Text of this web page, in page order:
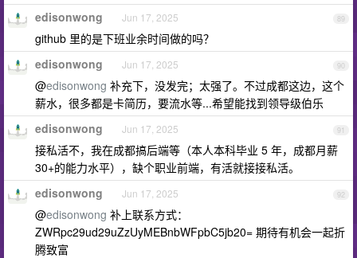
89
edisonwong Jun 17, 2025
github 里的是下班业余时间做的吗？
90
edisonwong Jun 17, 2025
@edisonwong 补充下，没发完；太强了。不过成都这边，这个
薪水，很多都是卡简历，要流水等...希望能找到领导级伯乐
91
edisonwong Jun 17, 2025
接私活不，我在成都搞后端等（本人本科毕业 5 年，成都月薪
30+的能力水平），缺个职业前端，有活就接接私活。
92
edisonwong Jun 17, 2025
@edisonwong 补上联系方式：
ZWRpc29ud29uZzUyMEBnbWFpbC5jb20= 期待有机会一起折
腾致富